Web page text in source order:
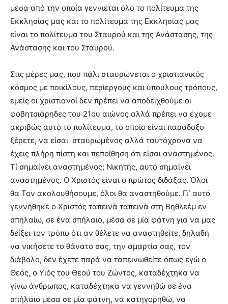
μέσα από την οποία γεννιέται όλο το πολίτευμα της
Εκκλησίας μας και το πολίτευμα της Εκκλησίας μας
είναι το πολίτευμα του Σταυρού και της Ανάστασης, της
Ανάστασης και του Σταυρού.
Στις μέρες μας, που πάλι σταυρώνεται ο χριστιανικός
κόσμος με ποικίλους, περίεργους και ύπουλους τρόπους,
εμείς οι χριστιανοί δεν πρέπει να αποδειχθούμε οι
φοβητσιάρηδες του 21ου αιώνος αλλά πρέπει να έχομε
ακριβώς αυτό το πολίτευμα, το οποίο είναι παράδοξο
ξέρετε, να είσαι σταυρωμένος αλλά ταυτόχρονα να
έχεις πλήρη πίστη και πεποίθηση ότι είσαι αναστημένος.
Τί σημαίνει αναστημένος; Νικητής, αυτό σημαίνει
αναστημένος. Ο Χριστός είναι ο πρώτος διδάξας. Όλοι
θα Τον ακολουθήσουμε, όλοι θα αναστηθούμε. Γι᾿ αυτό
γεννήθηκε ο Χριστός ταπεινά ταπεινά στη Βηθλεέμ εν
σπηλαίω, σε ένα σπήλαιο, μέσα σε μία φάτνη για να μας
δείξει τον τρόπο ότι αν θέλετε να αναστηθείτε, δηλαδή
να νικήσετε το θάνατο σας, την αμαρτία σας, τον
διάβολο, δεν έχετε παρά να ταπεινωθείτε όπως εγώ ο
Θεός, ο Υιός του Θεού του Ζώντος, καταδέχτηκα να
γίνω άνθρωπος, καταδέχτηκα να γεννηθώ σε ένα
σπήλαιο μέσα σε μία φάτνη, να κατηγορηθώ, να